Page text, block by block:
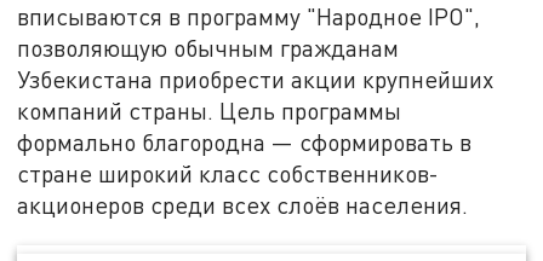
вписываются в программу "Народное IPO",
позволяющую обычным гражданам
Узбекистана приобрести акции крупнейших
компаний страны. Цель программы
формально благородна — сформировать в
стране широкий класс собственников-
акционеров среди всех слоёв населения.